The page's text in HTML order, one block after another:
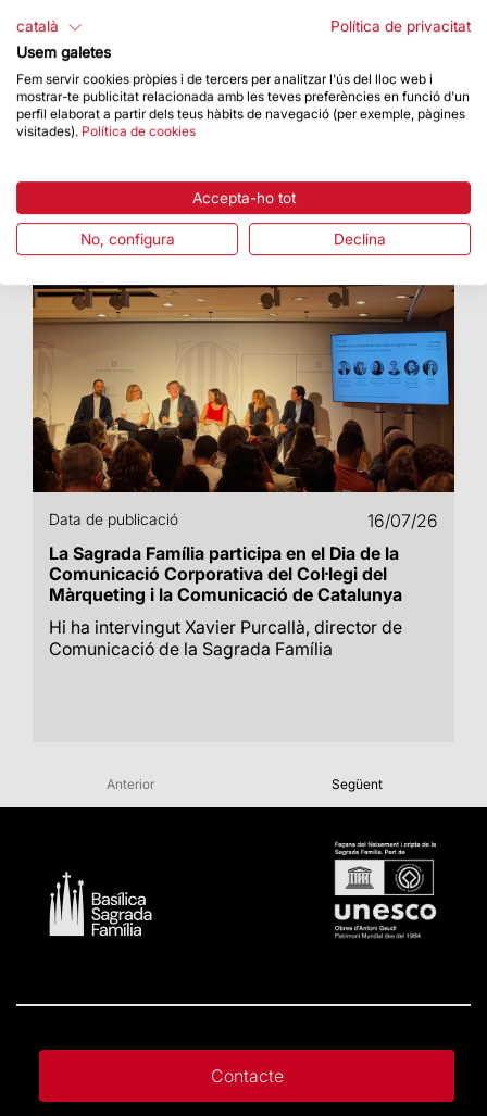
La Basílica ha acollit una proposta artística amb
el Cor Cererols, Lídia Pujol i Maria Arnal
Data de publicació
16/07/26
La Sagrada Família participa en el Dia de la
Comunicació Corporativa del Col·legi del
Màrqueting i la Comunicació de Catalunya
Hi ha intervingut Xavier Purcallà, director de
Comunicació de la Sagrada Família
Anterior Següent
Contacte
català
Política de privacitat
Usem galetes
Fem servir cookies pròpies i de tercers per analitzar l'ús del lloc web i
mostrar-te publicitat relacionada amb les teves preferències en funció d'un
perfil elaborat a partir dels teus hàbits de navegació (per exemple, pàgines
visitades). Política de cookies
Accepta-ho tot
No, configura Declina